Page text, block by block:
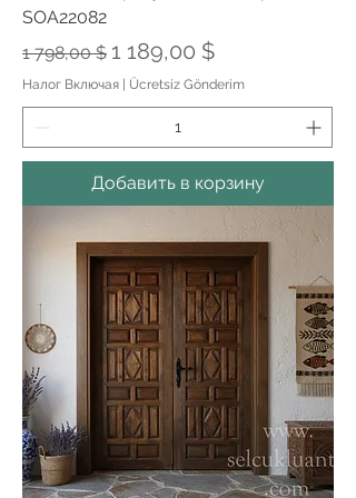
SOA22082
Обычная цена
1 798,00 $ Цена со скидкой
1 189,00 $
Налог Включая | Ücretsiz Gönderim
Добавить в корзину